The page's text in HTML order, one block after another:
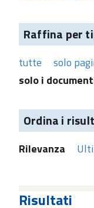
Raffina per
tutte
solo
solo i
Ordina i
Rilevanza
Risultati